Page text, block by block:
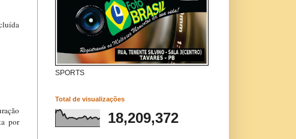
por
SPORTS
Total de visualizações
18,209,372